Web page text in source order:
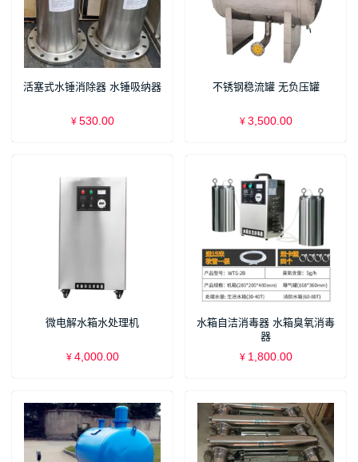
活塞式水锤消除器 水锤吸纳器
¥ 530.00
不锈钢稳流罐 无负压罐
¥ 3,500.00
微电解水箱水处理机
¥ 4,000.00
水箱自洁消毒器 水箱臭氧消毒
器
¥ 1,800.00